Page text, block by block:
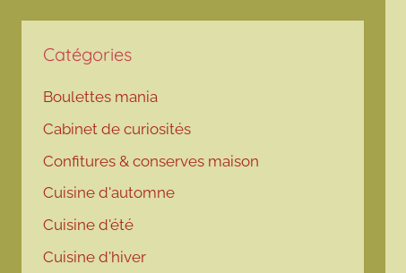
Catégories
Boulettes mania
Cabinet de curiosités
Confitures & conserves maison
Cuisine d'automne
Cuisine d'été
Cuisine d'hiver